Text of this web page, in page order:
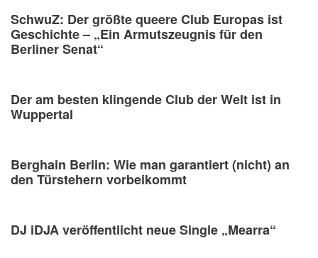
SchwuZ: Der größte queere Club Europas ist
Geschichte – „Ein Armutszeugnis für den
Berliner Senat“
Der am besten klingende Club der Welt ist in
Wuppertal
Berghain Berlin: Wie man garantiert (nicht) an
den Türstehern vorbeikommt
DJ iDJA veröffentlicht neue Single „Mearra“